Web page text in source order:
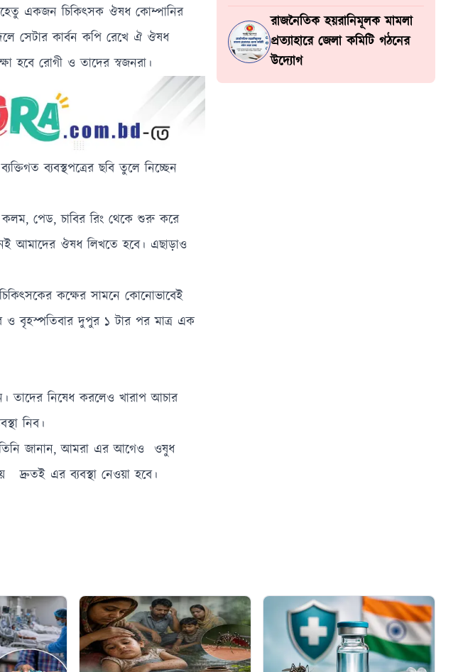
একজন চিকিৎসক ঔষধ কোম্পানির
দিলে সেটার কার্বন কপি রেখে ঐ ঔষধ
হবে রোগী ও তাদের স্বজনরা।
ব্যবস্থপত্রের ছবি তুলে নিচ্ছেন
কলম, পেড, চাবির রিং থেকে শুরু করে
আমাদের ঔষধ লিখতে হবে। এছাড়াও
কক্ষের সামনে কোনোভাবেই
ও বৃহস্পতিবার দুপুর ১ টার পর মাত্র এক
তাদের নিষেধ করলেও খারাপ আচার
নিব।
তিনি জানান, আমরা এর আগেও ওষুধ
দ্রুতই এর ব্যবস্থা নেওয়া হবে।
রাজনৈতিক হয়রানিমূলক মামলা
প্রত্যাহারে জেলা কমিটি গঠনের
উদ্যোগ